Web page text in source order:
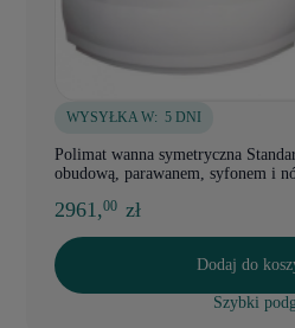
WYSYŁKA W: 5 DNI
Polimat wanna symetryczna
obudową, parawanem, syfonem i
2961,00 zł
Dodaj do
Szybki